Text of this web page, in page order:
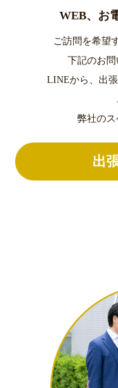
WEB、お
ご訪問を希望
下記のお問
LINEから、出
弊社のス
出